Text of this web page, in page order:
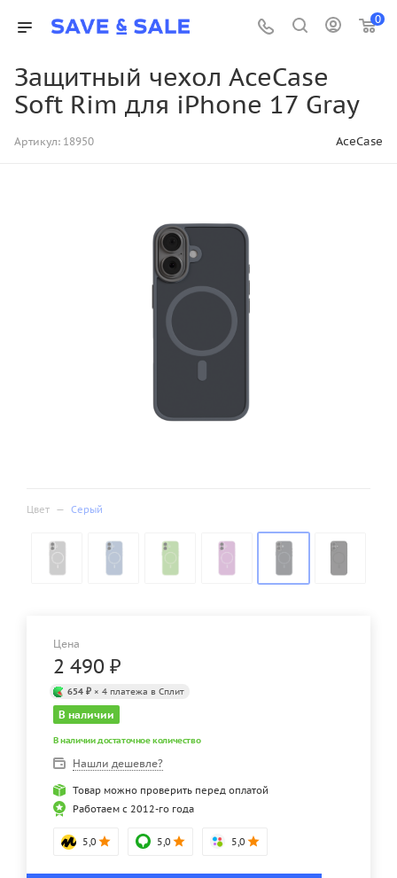
0
Защитный чехол AceCase
Soft Rim для iPhone 17 Gray
Артикул: 18950 AceCase
Цвет — Серый
Цена
2 490 ₽
654 ₽ × 4 платежа в Сплит
В наличии
В наличии достаточное количество
Нашли дешевле?
Товар можно проверить перед оплатой
Работаем с 2012-го года
5,0 5,0 5,0